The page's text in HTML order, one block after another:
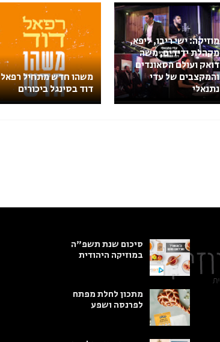
מוזיקה: ישי ריבו, ליפא,
מקהלת ידידים, משה
דואק ועולם הסאונדים
והמקצבים של עדי
נתנאלי
משהו חדש מתחיל רפאל
דוד בסינגל ביכורים
סיכום שנת תשפ"ה
במוזיקה היהודית
מתכון לחלת מפתח
לפרנסה ושפע